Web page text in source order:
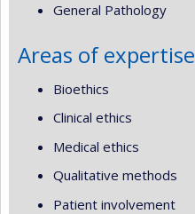
General Pathology
Areas of expertise
Bioethics
Clinical ethics
Medical ethics
Qualitative methods
Patient involvement